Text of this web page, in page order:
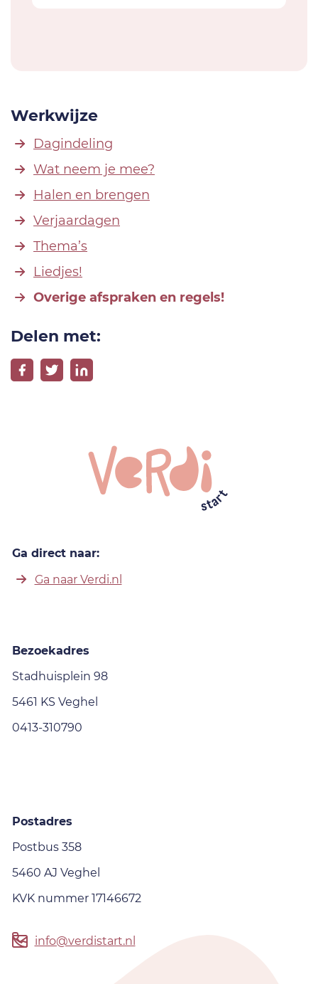
Werkwijze
Dagindeling
Wat neem je mee?
Halen en brengen
Verjaardagen
Thema’s
Liedjes!
Overige afspraken en regels!
Delen met:
Ga direct naar:
Ga naar Verdi.nl
Bezoekadres
Stadhuisplein 98
5461 KS Veghel
0413-310790
Postadres
Postbus 358
5460 AJ Veghel
KVK nummer 17146672
info@verdistart.nl